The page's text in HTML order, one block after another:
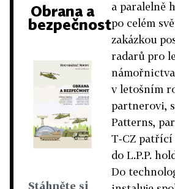
Obrana a
bezpečnost
Stáhněte si
a paralelně
po celém
zakázkou
radarů pro
v letošním
partnerovi,
Patterns,
T‑CZ patřící
do L.P.P.
Do